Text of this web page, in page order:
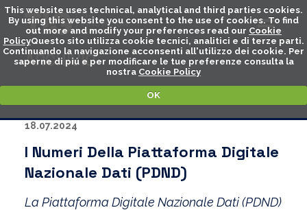
This website uses technical, analytical and third parties cookies.
By using this website you consent to the use of cookies. To find
out more and modify your preferences read our Cookie
PolicyQuesto sito utilizza cookie tecnici, analitici e di terze parti.
Continuando la navigazione acconsenti all'utilizzo dei cookie. Per
saperne di piú e per modificare le tue preferenze consulta la
nostra Cookie Policy
OK
ARCHIVIO
18.07.2024
I Numeri Della Piattaforma Digitale
Nazionale Dati (PDND)
La Piattaforma Digitale Nazionale Dati (PDND)